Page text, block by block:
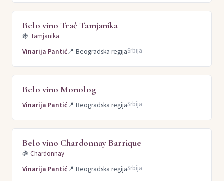
Belo vino Trač Tamjanika
🍇 Tamjanika
Vinarija Pantić📍 Beogradska regijaSrbija
Belo vino Monolog
Vinarija Pantić📍 Beogradska regijaSrbija
Belo vino Chardonnay Barrique
🍇 Chardonnay
Vinarija Pantić📍 Beogradska regijaSrbija